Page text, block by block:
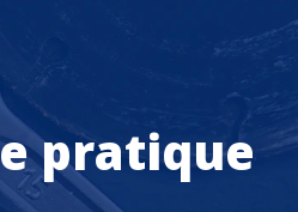
pratique